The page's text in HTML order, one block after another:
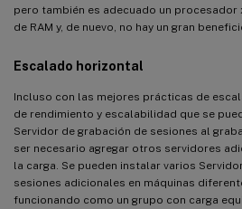
pero también es adecuado un procesador
de RAM y, de nuevo, no hay un gran
Escalado horizontal
Incluso con las mejores prácticas de
de rendimiento y escalabilidad que se
Servidor de grabación de sesiones al
ser necesario agregar otros servidores
la carga. Se pueden instalar varios
sesiones adicionales en máquinas
funcionando como un grupo con carga